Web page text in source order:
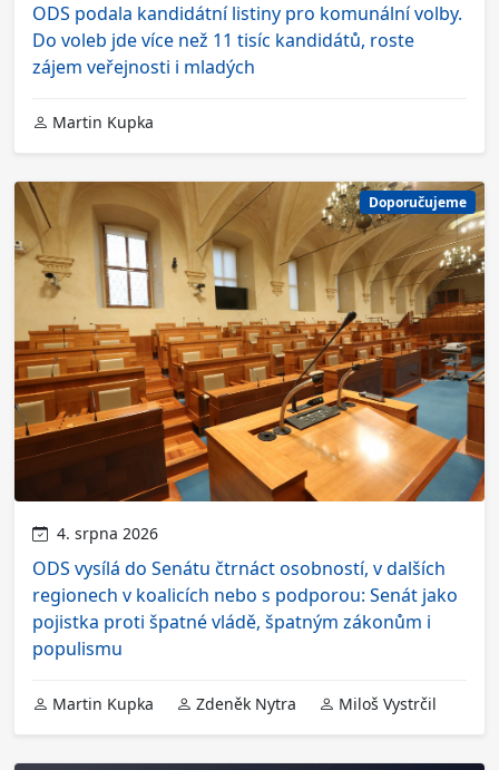
ODS podala kandidátní listiny pro komunální volby.
Do voleb jde více než 11 tisíc kandidátů, roste
zájem veřejnosti i mladých
Martin Kupka
Doporučujeme
4. srpna 2026
ODS vysílá do Senátu čtrnáct osobností, v dalších
regionech v koalicích nebo s podporou: Senát jako
pojistka proti špatné vládě, špatným zákonům i
populismu
Martin Kupka Zdeněk Nytra Miloš Vystrčil